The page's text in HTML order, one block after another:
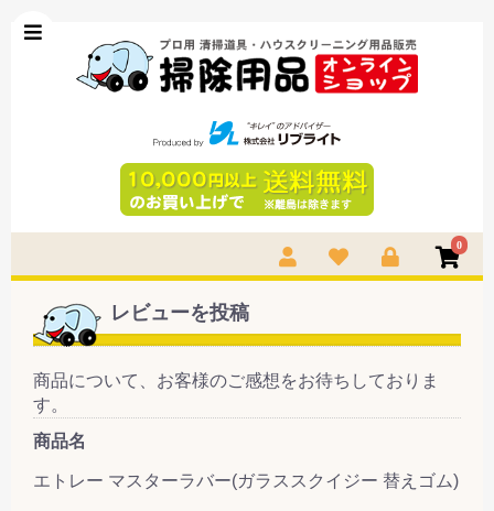
0
レビューを投稿
商品について、お客様のご感想をお待ちしておりま
す。
商品名
エトレー マスターラバー(ガラススクイジー 替えゴム)